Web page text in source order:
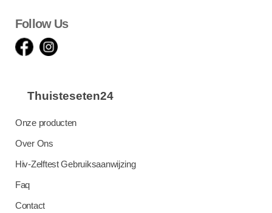
Follow Us
Thuisteseten24
Onze producten
Over Ons
Hiv-Zelftest Gebruiksaanwijzing
Faq
Contact